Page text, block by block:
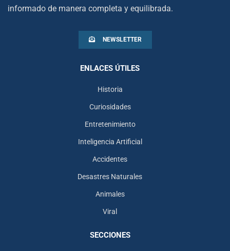
informado de manera completa y equilibrada.
NEWSLETTER
ENLACES ÚTILES
Historia
Curiosidades
Entretenimiento
Inteligencia Artificial
Accidentes
Desastres Naturales
Animales
Viral
SECCIONES